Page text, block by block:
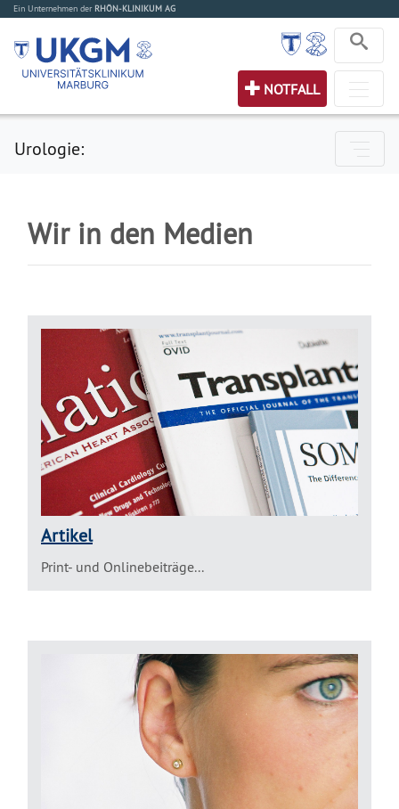
Ein Unternehmen der RHÖN-KLINIKUM AG
NOTFALL
Urologie:
Wir in den Medien
Artikel
Print- und Onlinebeiträge...